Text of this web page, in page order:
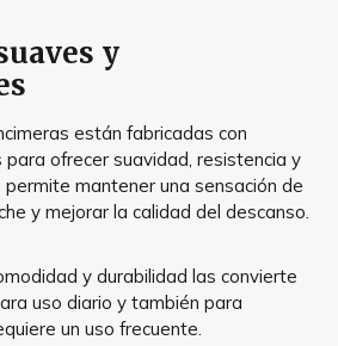
y
están fabricadas con
ofrecer suavidad, resistencia y
mantener una sensación de
y mejorar la calidad del descanso.
y durabilidad las convierte
uso diario y también para
un uso frecuente.